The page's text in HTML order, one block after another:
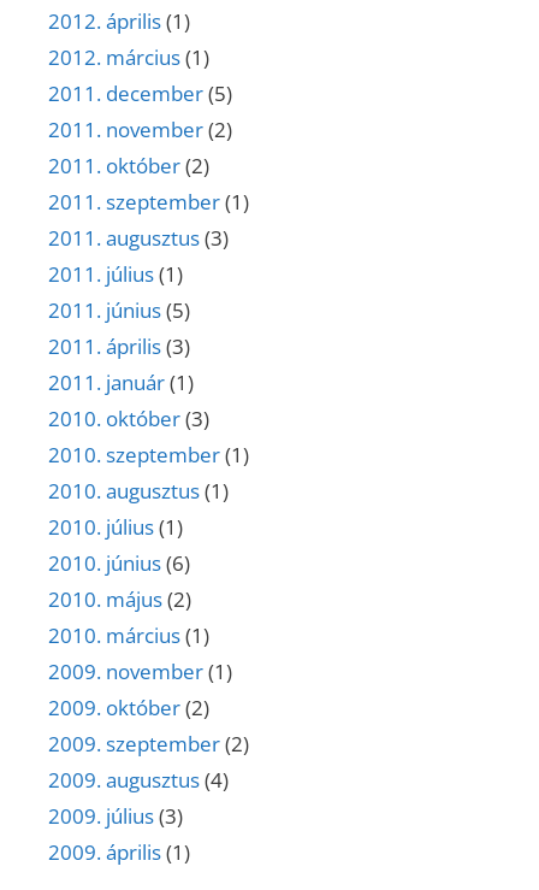
2012. április(1)
2012. március(1)
2011. december(5)
2011. november(2)
2011. október(2)
2011. szeptember(1)
2011. augusztus(3)
2011. július(1)
2011. június(5)
2011. április(3)
2011. január(1)
2010. október(3)
2010. szeptember(1)
2010. augusztus(1)
2010. július(1)
2010. június(6)
2010. május(2)
2010. március(1)
2009. november(1)
2009. október(2)
2009. szeptember(2)
2009. augusztus(4)
2009. július(3)
2009. április(1)